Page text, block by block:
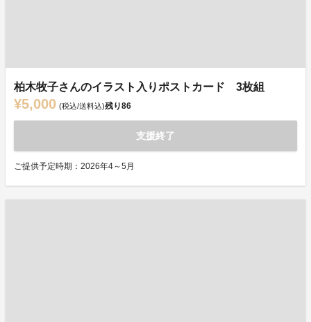
柏木牧子さんのイラスト入りポストカード 3枚組
¥5,000 (税込/送料込)残り86
支援終了
ご提供予定時期：2026年4～5月